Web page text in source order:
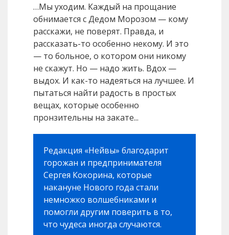
…Мы уходим. Каждый на прощание
обнимается с Дедом Морозом — кому
расскажи, не поверят. Правда, и
рассказать-то особенно некому. И это
— то больное, о котором они никому
не скажут. Но — надо жить. Вдох —
выдох. И как-то надеяться на лучшее. И
пытаться найти радость в простых
вещах, которые особенно
пронзительны на закате...
Редакция «Нейвы» благодарит
горожан и предпринимателя
Сергея Кокорина, которые
накануне Нового года стали
немножко волшебниками и
помогли другим поверить в то,
что чудеса иногда случаются.